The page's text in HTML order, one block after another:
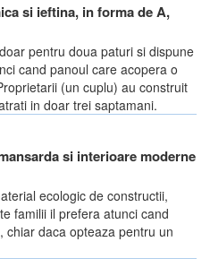
si ieftina, in forma de A,
pentru doua paturi si dispune
cand panoul care acopera o
(un cuplu) au construit
in doar trei saptamani.
si interioare moderne
ecologic de constructii,
familii il prefera atunci cand
chiar daca opteaza pentru un